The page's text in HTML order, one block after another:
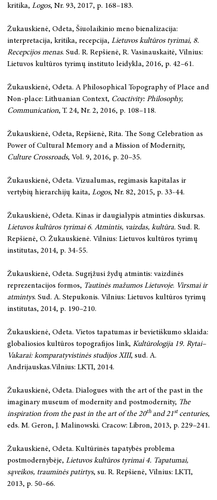
kritika, Logos, Nr. 93, 2017, p. 168–183.
Žukauskienė, Odeta, Šiuolaikinio meno bienalizacija:
interpretacija, kritika, recepcija, Lietuvos kultūros tyrimai, 8.
Recepcijos menas. Sud. R. Repšienė, R. Vasinauskaitė, Vilnius:
Lietuvos kultūros tyrimų instituto leidykla, 2016, p. 42–61.
Žukauskienė, Odeta. A Philosophical Topography of Place and
Non-place: Lithuanian Context, Coactivity: Philosophy,
Communication, T. 24, Nr. 2, 2016, p. 108–118.
Žukauskienė, Odeta, Repšienė, Rita. The Song Celebration as
Power of Cultural Memory and a Mission of Modernity,
Culture Crossroads, Vol. 9, 2016, p. 20–35.
Žukauskienė, Odeta. Vizualumas, regimasis kapitalas ir
vertybių hierarchijų kaita, Logos, Nr. 82, 2015, p. 33-44.
Žukauskienė, Odeta. Kinas ir daugialypis atminties diskursas.
Lietuvos kultūros tyrimai 6. Atmintis, vaizdas, kultūra. Sud. R.
Repšienė, O. Žukauskienė. Vilnius: Lietuvos kultūros tyrimų
institutas, 2014, p. 34-55.
Žukauskienė, Odeta. Sugrįžusi žydų atmintis: vaizdinės
reprezentacijos formos, Tautinės mažumos Lietuvoje. Virsmai ir
atmintys. Sud. A. Stepukonis. Vilnius: Lietuvos kultūros tyrimų
institutas, 2014, p. 190–210.
Žukauskienė, Odeta. Vietos tapatumas ir bevietiškumo sklaida:
globaliosios kultūros topografijos link, Kultūrologija 19. Rytai–
Vakarai: komparatyvistinės studijos XIII, sud. A.
Andrijauskas.Vilnius: LKTI, 2014.
Žukauskienė, Odeta. Dialogues with the art of the past in the
imaginary museum of modernity and postmodernity, The
inspiration from the past in the art of the 20th and 21st centuries,
eds. M. Geron, J. Malinowski. Cracow: Libron, 2013, p. 229–241.
Žukauskienė, Odeta. Kultūrinės tapatybės problema
postmodernybėje, Lietuvos kultūros tyrimai 4. Tapatumai,
sąveikos, trauminės patirtys, su. R. Repšienė, Vilnius: LKTI,
2013, p. 50–66.